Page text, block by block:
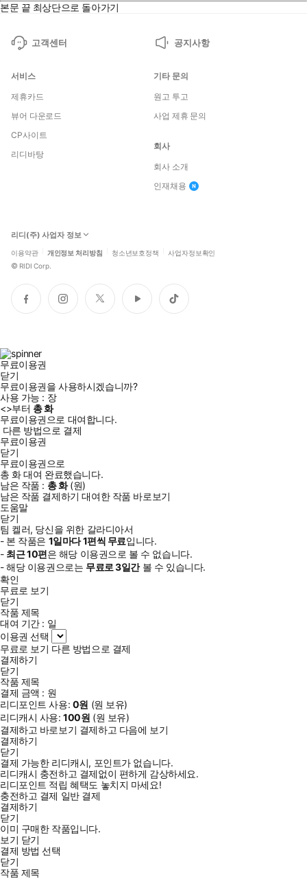
본문 끝 최상단으로 돌아가기
고객센터 공지사항
서비스
제휴카드
뷰어 다운로드
CP사이트
리디바탕
기타 문의
원고 투고
사업 제휴 문의
회사
회사 소개
인재채용
리디(주) 사업자 정보
이용약관 개인정보 처리방침 청소년보호정책 사업자정보확인
© RIDI Corp.
페
이
인
스
트
위
유
튜
틱
톡
무료이용권
닫기
무료이용권을 사용하시겠습니까?
사용 가능 : 장
<>부터 총화
무료이용권으로 대여합니다.
다른 방법으로 결제
무료이용권
닫기
무료이용권으로
총 화대여 완료했습니다.
남은 작품 : 총화(원)
남은 작품 결제하기 대여한 작품 바로보기
도움말
닫기
팀 켈러, 당신을 위한 갈라디아서
- 본 작품은 1일마다1편씩 무료입니다.
- 최근10편은 해당 이용권으로 볼 수 없습니다.
- 해당 이용권으로는 무료로3일간볼 수 있습니다.
확인
무료로 보기
닫기
작품 제목
대여 기간 : 일
이용권 선택
무료로 보기 다른 방법으로 결제
결제하기
닫기
작품 제목
결제 금액 : 원
리디포인트 사용: 0원 (원 보유)
리디캐시 사용:100원 (원 보유)
결제하고 바로보기 결제하고 다음에 보기
결제하기
닫기
결제 가능한 리디캐시, 포인트가 없습니다.
리디캐시 충전하고 결제없이 편하게 감상하세요.
리디포인트 적립 혜택도 놓치지 마세요!
충전하고 결제 일반 결제
결제하기
닫기
이미 구매한 작품입니다.
보기 닫기
결제 방법 선택
닫기
작품 제목